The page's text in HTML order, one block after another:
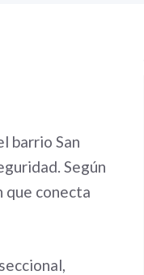
barrio San
Según
que conecta